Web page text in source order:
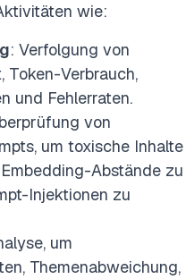
wie:
: Verfolgung von
Token-Verbrauch,
und Fehlerraten.
von
um toxische Inhalte
Abstände zu
Injektionen zu
um
Themenabweichung,